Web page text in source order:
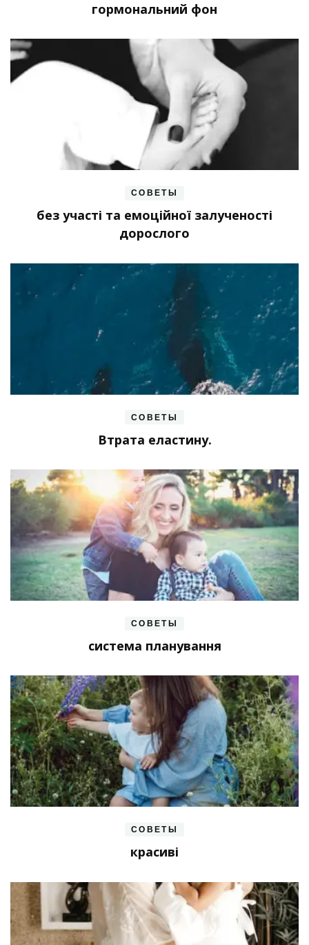
гормональний фон
СОВЕТЫ
без участі та емоційної залученості
дорослого
СОВЕТЫ
Втрата еластину.
СОВЕТЫ
система планування
СОВЕТЫ
красиві